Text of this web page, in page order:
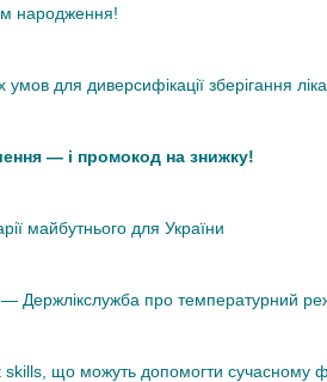
народження!
для диверсифікації зберігання
— і промокод на знижку!
майбутнього для України
— Держлікслужба про температурний
що можуть допомогти сучасному